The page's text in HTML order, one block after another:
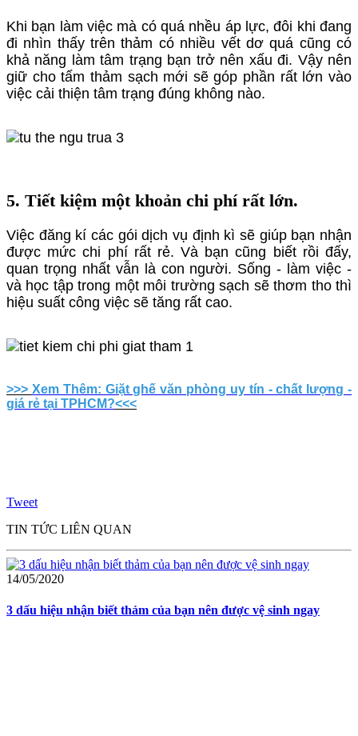
Khi bạn làm việc mà có quá nhều áp lực, đôi khi đang
đi nhìn thấy trên thảm có nhiều vết dơ quá cũng có
khả năng làm tâm trạng bạn trở nên xấu đi. Vậy nên
giữ cho tấm thảm sạch mới sẽ góp phần rất lớn vào
việc cải thiện tâm trạng đúng không nào.
5. Tiết kiệm một khoản chi phí rất lớn.
Việc đăng kí các gói dịch vụ định kì sẽ giúp bạn nhận
được mức chi phí rất rẻ. Và bạn cũng biết rồi đấy,
quan trọng nhất vẫn là con người. Sống - làm việc -
và học tập trong một môi trường sạch sẽ thơm tho thì
hiệu suất công việc sẽ tăng rất cao.
>>> Xem Thêm: Giặt ghế văn phòng uy tín - chất lượng -
giá rẻ tại TPHCM?<<<
Tweet
TIN TỨC LIÊN QUAN
14/05/2020
3 dấu hiệu nhận biết thảm của bạn nên được vệ sinh ngay